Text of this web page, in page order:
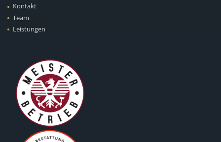
Kontakt
Team
Leistungen